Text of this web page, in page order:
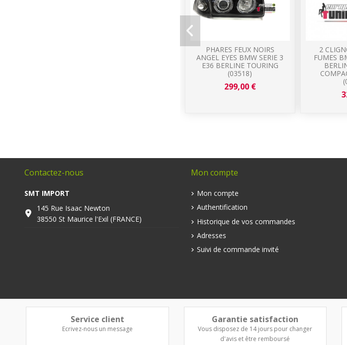
PHARES FEUX NOIRS
ANGEL EYES BMW SERIE 3
E36 BERLINE TOURING
(03518)
299,00 €
2
FUMES
Contactez-nous
SMT IMPORT
145 Rue Isaac Newton
38550 St Maurice l'Exil (FRANCE)
Mon compte
Mon compte
Authentification
Historique de vos commandes
Adresses
Suivi de commande invité
Service client
Ecrivez-nous un message
Garantie satisfaction
Vous disposez de 14 jours pour changer
d'avis et être remboursé